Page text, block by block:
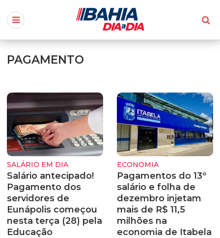
PAGAMENTO
SALÁRIO EM DIA
Salário antecipado!
Pagamento dos
servidores de
Eunápolis começou
nesta terça (28) pela
Educação
ECONOMIA
Pagamentos do 13º
salário e folha de
dezembro injetam
mais de R$ 11,5
milhões na
economia de Itabela